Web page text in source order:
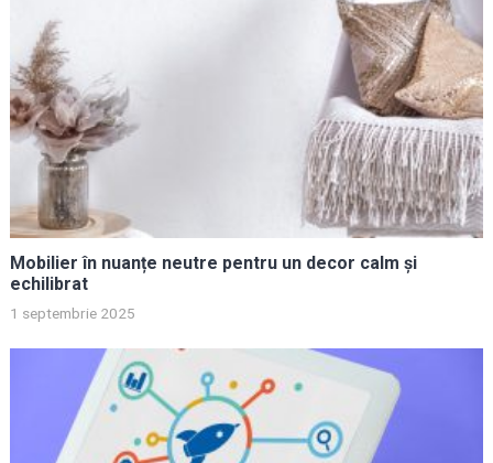
Mobilier în nuanțe neutre pentru un decor calm și
echilibrat
1 septembrie 2025